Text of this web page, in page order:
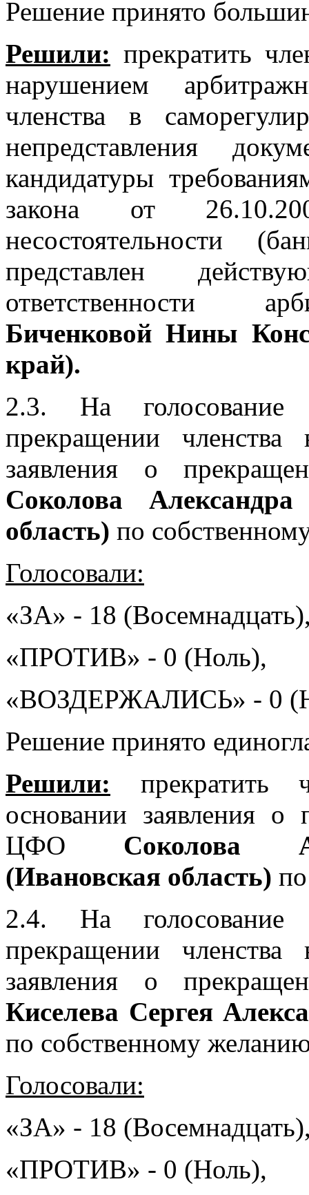
Решение принято
Решили: прекратить
нарушением
членства в
непредставления
кандидатуры
закона от
несостоятельности
представлен
ответственности
Биченковой Нины
край).
2.3. На
прекращении членства
заявления о
Соколова
область) по
Голосовали:
«ЗА» - 18
«ПРОТИВ» - 0 (Ноль),
«ВОЗДЕРЖАЛИСЬ» - 0
Решение принято
Решили: прекратить
основании заявления
ЦФО Соколова
(Ивановская область)
2.4. На
прекращении членства
заявления о
Киселева Сергея
по собственному
Голосовали:
«ЗА» - 18
«ПРОТИВ» - 0 (Ноль),